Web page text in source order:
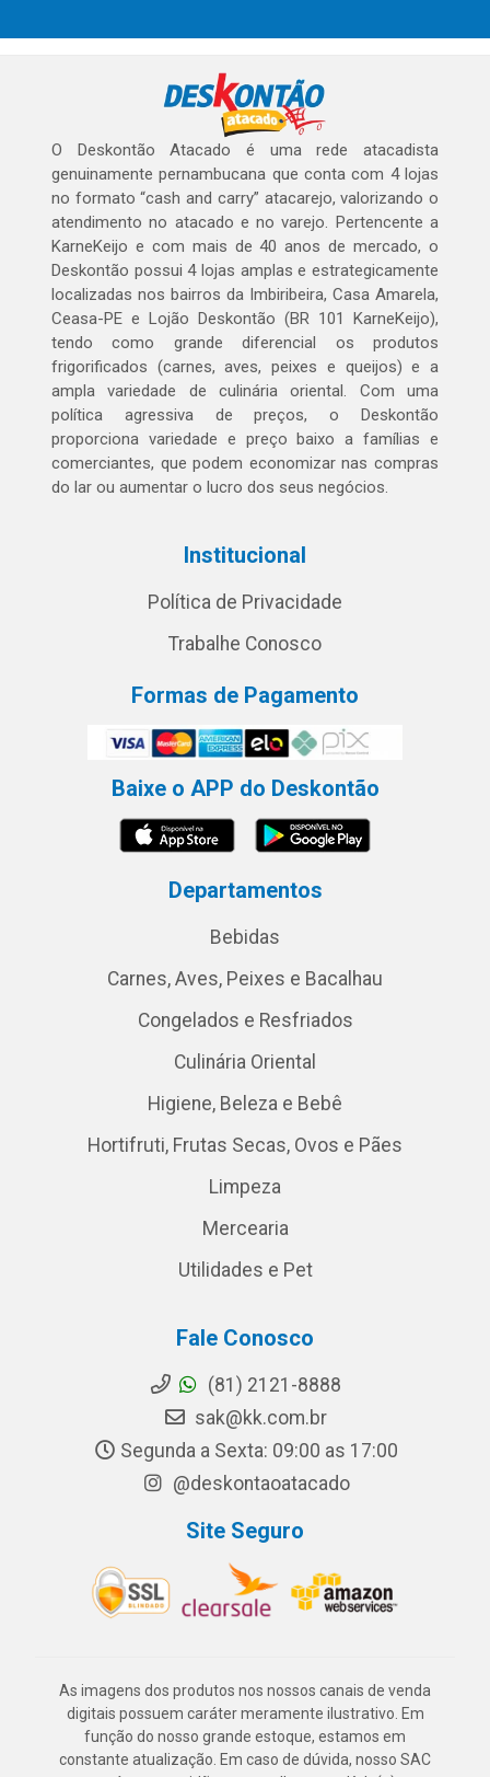
O Deskontão Atacado é uma rede atacadista
genuinamente pernambucana que conta com 4 lojas
no formato “cash and carry” atacarejo, valorizando o
atendimento no atacado e no varejo. Pertencente a
KarneKeijo e com mais de 40 anos de mercado, o
Deskontão possui 4 lojas amplas e estrategicamente
localizadas nos bairros da Imbiribeira, Casa Amarela,
Ceasa-PE e Lojão Deskontão (BR 101 KarneKeijo),
tendo como grande diferencial os produtos
frigorificados (carnes, aves, peixes e queijos) e a
ampla variedade de culinária oriental. Com uma
política agressiva de preços, o Deskontão
proporciona variedade e preço baixo a famílias e
comerciantes, que podem economizar nas compras
do lar ou aumentar o lucro dos seus negócios.
Institucional
Política de Privacidade
Trabalhe Conosco
Formas de Pagamento
Baixe o APP do Deskontão
Departamentos
Bebidas
Carnes, Aves, Peixes e Bacalhau
Congelados e Resfriados
Culinária Oriental
Higiene, Beleza e Bebê
Hortifruti, Frutas Secas, Ovos e Pães
Limpeza
Mercearia
Utilidades e Pet
Fale Conosco
(81) 2121-8888
sak@kk.com.br
Segunda a Sexta: 09:00 as 17:00
@deskontaoatacado
Site Seguro
As imagens dos produtos nos nossos canais de venda
digitais possuem caráter meramente ilustrativo. Em
função do nosso grande estoque, estamos em
constante atualização. Em caso de dúvida, nosso SAC